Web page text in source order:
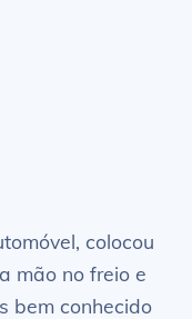
colocou
mão no freio e
bem conhecido